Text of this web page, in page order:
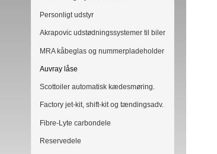
Personligt udstyr
Akrapovic udstødningssystemer til biler
MRA kåbeglas og nummerpladeholder
Auvray låse
Scottoiler automatisk kædesmøring.
Factory jet-kit, shift-kit og tændingsadv.
Fibre-Lyte carbondele
Reservedele